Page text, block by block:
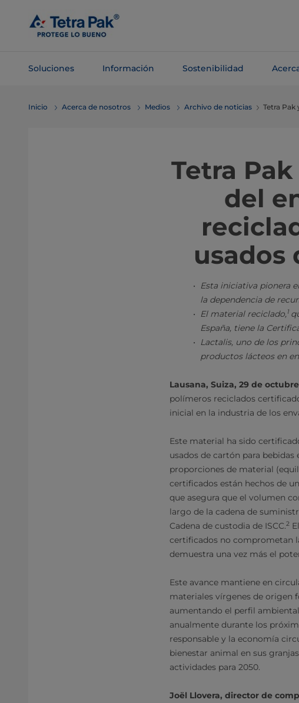
contenido
principal
Soluciones Información Sostenibilidad
navegación
Inicio Acerca de nosotros Medios Archivo de noticias Tetra Pak
Tetra
del
usados
Esta iniciativa pionera
la dependencia de
El material reciclado,1
España, tiene la
Lactalis, uno de los
productos lácteos en
Lausana, Suiza, 29 de
polímeros reciclados
inicial en la industria de los
Este material ha sido
usados de cartón para
proporciones de material
certificados están hechos de
que asegura que el volumen
largo de la cadena de
Cadena de custodia de ISCC.2
certificados no comprometan
demuestra una vez más el
Este avance mantiene en
materiales vírgenes de origen
aumentando el perfil
anualmente durante los
responsable y la economía
bienestar animal en sus
actividades para 2050.
Joël Llovera, director de